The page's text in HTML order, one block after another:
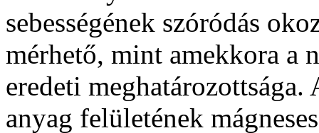
sebességének szóródás
mérhető, mint amekkora a
eredeti
anyag felületének